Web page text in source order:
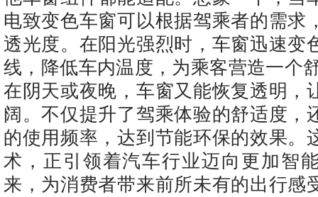
电致变色车窗可以根据驾乘者的需求
透光度。在阳光强烈时，车窗迅速变
线，降低车内温度，为乘客营造一个
在阴天或夜晚，车窗又能恢复透明，
阔。不仅提升了驾乘体验的舒适度，
的使用频率，达到节能环保的效果。
术，正引领着汽车行业迈向更加智
来，为消费者带来前所未有的出行感